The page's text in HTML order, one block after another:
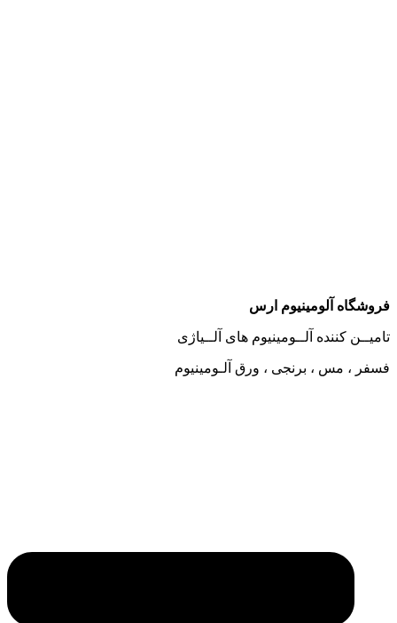
آلومینیوم ارس
کننده آلــومینیوم های آلــیاژی
، مس ، برنجی ، ورق آلـومینیوم